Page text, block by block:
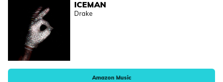
ICEMAN
Drake
Amazon Music